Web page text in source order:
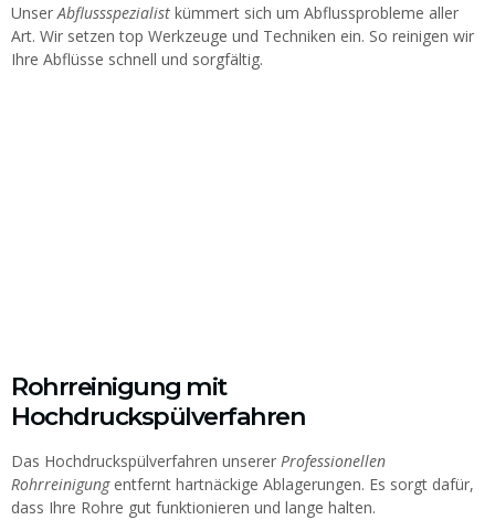
UnserAbflussspezialist kümmert sich um Abflussprobleme aller
Art. Wir setzen top Werkzeuge und Techniken ein. So reinigen wir
Ihre Abflüsse schnell und sorgfältig.
Rohrreinigung mit
Hochdruckspülverfahren
Das Hochdruckspülverfahren unserer Professionellen
Rohrreinigungentfernt hartnäckige Ablagerungen. Es sorgt dafür,
dass Ihre Rohre gut funktionieren und lange halten.